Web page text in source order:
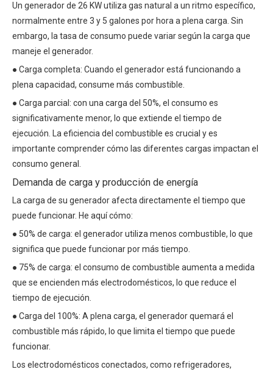
Un generador de 26 KW utiliza gas natural a un ritmo específico,
normalmente entre 3 y 5 galones por hora a plena carga. Sin
embargo, la tasa de consumo puede variar según la carga que
maneje el generador.
● Carga completa: Cuando el generador está funcionando a
plena capacidad, consume más combustible.
● Carga parcial: con una carga del 50%, el consumo es
significativamente menor, lo que extiende el tiempo de
ejecución. La eficiencia del combustible es crucial y es
importante comprender cómo las diferentes cargas impactan el
consumo general.
Demanda de carga y producción de energía
La carga de su generador afecta directamente el tiempo que
puede funcionar. He aquí cómo:
● 50% de carga: el generador utiliza menos combustible, lo que
significa que puede funcionar por más tiempo.
● 75% de carga: el consumo de combustible aumenta a medida
que se encienden más electrodomésticos, lo que reduce el
tiempo de ejecución.
● Carga del 100%: A plena carga, el generador quemará el
combustible más rápido, lo que limita el tiempo que puede
funcionar.
Los electrodomésticos conectados, como refrigeradores,